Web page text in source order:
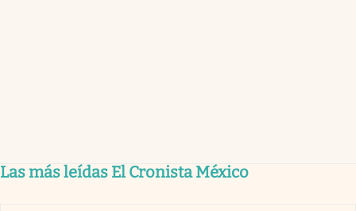
Las más leídas El Cronista México